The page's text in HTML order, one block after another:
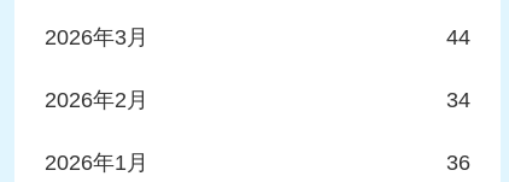
2026年3月 44
2026年2月 34
2026年1月 36